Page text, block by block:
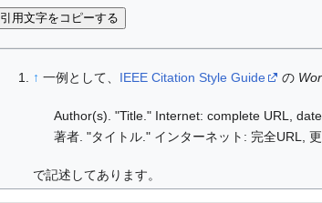
引用文字をコピーする
↑ 一例として、 IEEE Citation Style Guide の
Author(s). "Title." Internet: complete URL,
著者. "タイトル." インターネット: 完全URL,
で記述してあります。